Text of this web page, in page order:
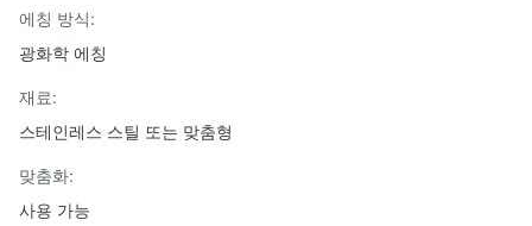
에칭 방식:
광화학 에칭
재료:
스테인레스 스틸 또는 맞춤형
맞춤화:
사용 가능